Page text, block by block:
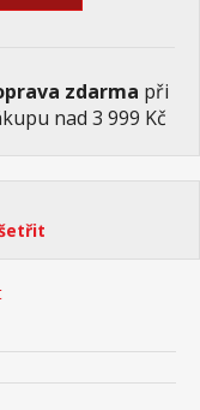
zdarma při
nad 3 999 Kč